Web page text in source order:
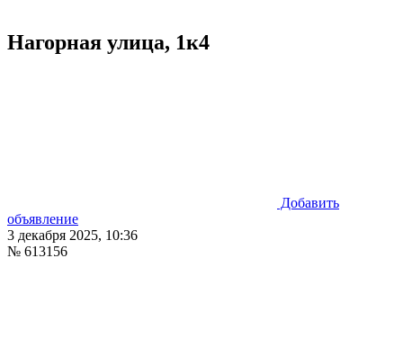
Нагорная улица, 1к4
Добавить
объявление
3 декабря 2025, 10:36
№ 613156